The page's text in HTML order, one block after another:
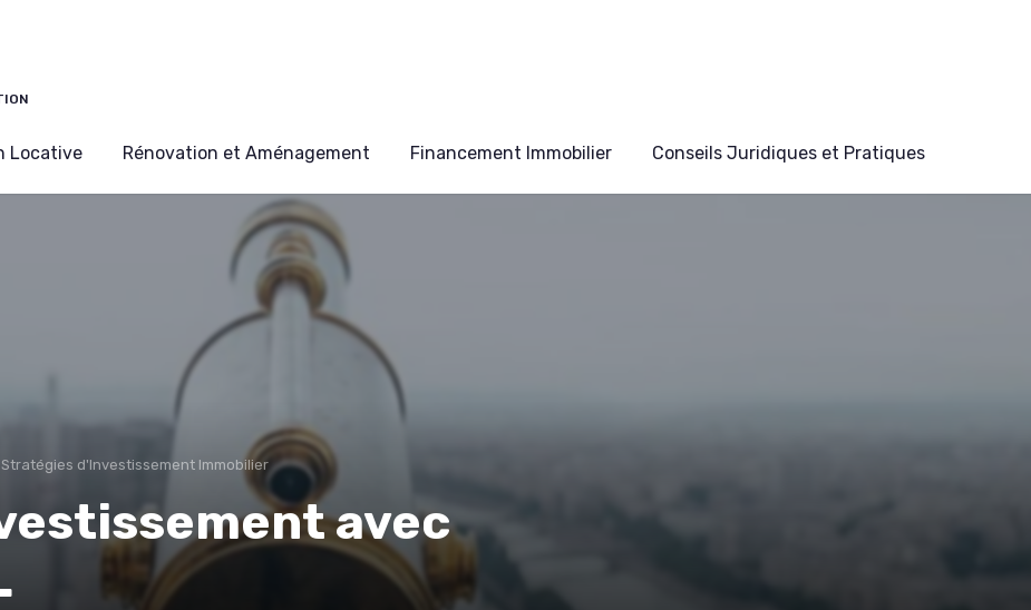
Locative Rénovation et Aménagement Financement Immobilier Conseils Juridiques et Pratiques
Stratégies d'Investissement Immobilier
avec